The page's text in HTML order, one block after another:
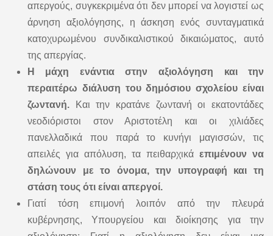
απεργούς, συγκεκριμένα ότι δεν μπορεί να λογιστεί ως
άρνηση αξιολόγησης, η άσκηση ενός συνταγματικά
κατοχυρωμένου συνδικαλιστικού δικαιώματος, αυτό
της απεργίας.
Η μάχη ενάντια στην αξιολόγηση και την
περαιτέρω διάλυση του δημόσιου σχολείου είναι
ζωντανή.Και την κρατάνε ζωντανή οι εκατοντάδες
νεοδιόριστοι στον Αριστοτέλη και οι χιλιάδες
πανελλαδικά που παρά το κυνήγι μαγισσών, τις
απειλές για απόλυση, τα πειθαρχικάεπιμένουν να
δηλώνουν με το όνομα, την υπογραφή και τη
στάση τους ότι είναι απεργοί.
Γιατί τόση επιμονή λοιπόν από την πλευρά
κυβέρνησης, Υπουργείου και διοίκησης για την